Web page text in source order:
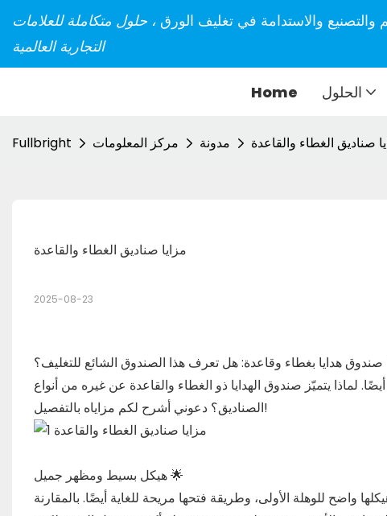
والتصنيع والاستدامة في تغليف الورق ، حلول متكاملة للعلامات
التجارية العالمية
Home الحلول
Fullbright مركز المعلومات مدونة صناديق الغطاء والقاعدة
مزايا صناديق الغطاء والقاعدة
2025-08-23
لماذا يتميّز صندوق الهدايا ذو الغطاء والقاعدة عن غيره من أنواع
الصناديق؟ دعوني أشرح لكم مزاياه بالتفصيل!
هيكل بسيط ومظهر جميل 🌟
واضح للوهلة الأولى، وطريقة فتحها مريحة للغاية أيضًا. بالمقارنة